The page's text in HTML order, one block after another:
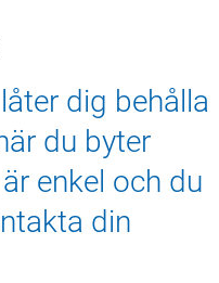
dig behålla
du byter
enkel och du
din